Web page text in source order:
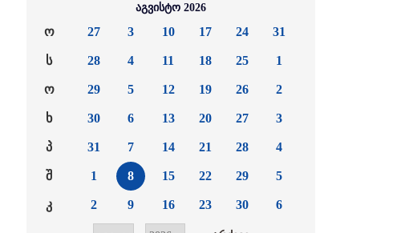
აგვისტო 2026
ო
ს
ო
ხ
პ
შ
კ
27
28
29
30
31
1
2
3
4
5
6
7
8
9
10
11
12
13
14
15
16
17
18
19
20
21
22
23
24
25
26
27
28
29
30
31
1
2
3
4
5
6